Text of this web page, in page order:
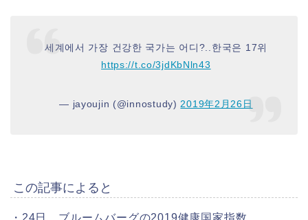
세계에서 가장 건강한 국가는 어디?..한국은 17위
https://t.co/3jdKbNln43
— jayoujin (@innostudy)2019年2月26日
この記事によると